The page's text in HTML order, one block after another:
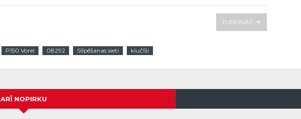
TURPINĀT
P150 Vorel 08292 Slīpēšanas sieti klučīši
ARĪ NOPIRKU